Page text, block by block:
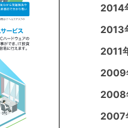
2014
2013
2011
2009
2008
2007